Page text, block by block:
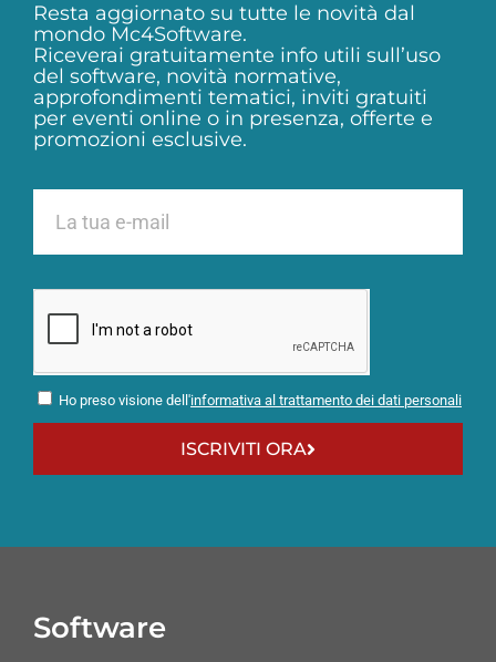
Resta aggiornato su tutte le novità dal
mondo Mc4Software.
Riceverai gratuitamente info utili sull’uso
del software, novità normative,
approfondimenti tematici, inviti gratuiti
per eventi online o in presenza, offerte e
promozioni esclusive.
Ho preso visione dell'informativa al trattamento dei dati personali
ISCRIVITI ORA
Software